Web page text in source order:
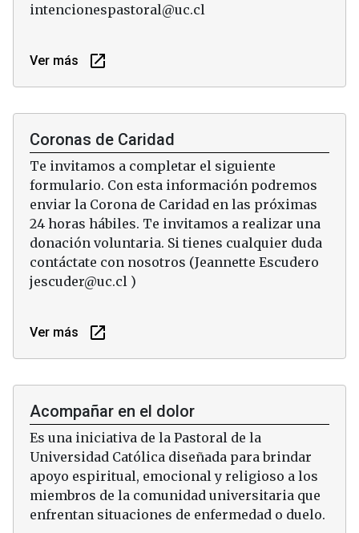
intencionespastoral@uc.cl
Ver más launch
Coronas de Caridad
Te invitamos a completar el siguiente
formulario. Con esta información podremos
enviar la Corona de Caridad en las próximas
24 horas hábiles. Te invitamos a realizar una
donación voluntaria. Si tienes cualquier duda
contáctate con nosotros (Jeannette Escudero
jescuder@uc.cl )
Ver más launch
Acompañar en el dolor
Es una iniciativa de la Pastoral de la
Universidad Católica diseñada para brindar
apoyo espiritual, emocional y religioso a los
miembros de la comunidad universitaria que
enfrentan situaciones de enfermedad o duelo.